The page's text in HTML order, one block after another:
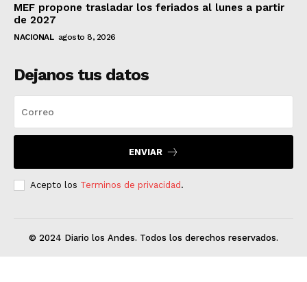
MEF propone trasladar los feriados al lunes a partir
de 2027
NACIONAL agosto 8, 2026
Dejanos tus datos
ENVIAR
Acepto los Terminos de privacidad.
© 2024 Diario los Andes. Todos los derechos reservados.